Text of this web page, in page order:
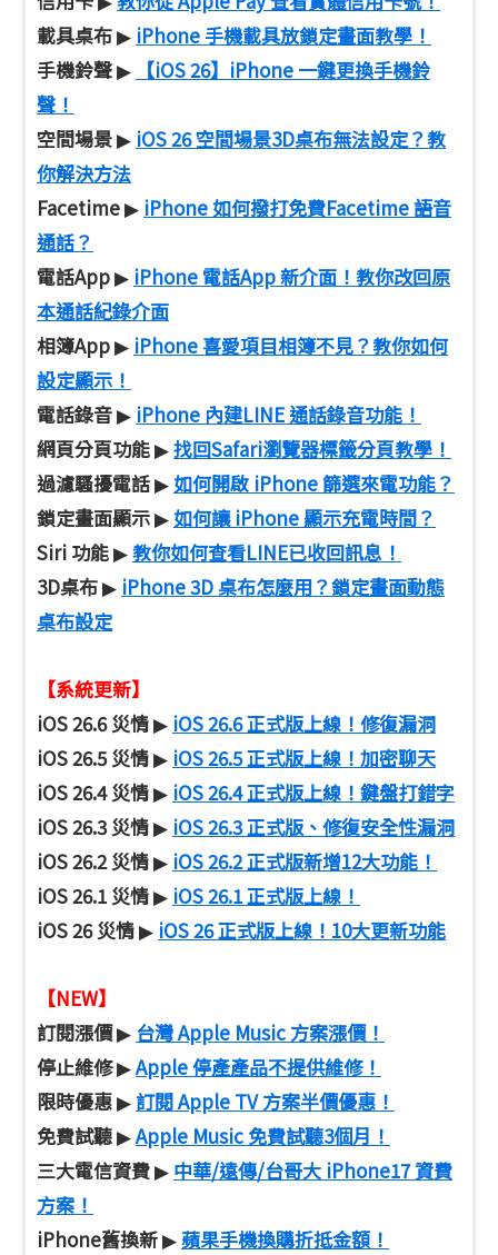
載具桌布▶ iPhone 手機載具放鎖定畫面教學！
手機鈴聲▶
【iOS 26】iPhone 一鍵更換手機鈴
聲！
空間場景▶ iOS 26 空間場景3D桌布無法設定？教
你解決方法
Facetime▶ iPhone 如何撥打免費Facetime 語音
通話？
電話App▶ iPhone 電話App 新介面！教你改回原
本通話紀錄介面
相簿App▶ iPhone 喜愛項目相簿不見？教你如何
設定顯示！
電話錄音▶ iPhone 內建LINE 通話錄音功能！
網頁分頁功能▶找回Safari瀏覽器標籤分頁教學！
過濾騷擾電話▶如何開啟 iPhone 篩選來電功能？
鎖定畫面顯示▶如何讓 iPhone 顯示充電時間？
Siri 功能▶教你如何查看LINE已收回訊息！
3D桌布▶ iPhone 3D 桌布怎麼用？鎖定畫面動態
桌布設定
【系統更新】
iOS 26.6 災情▶ iOS 26.6 正式版上線！修復漏洞
iOS 26.5 災情▶ iOS 26.5 正式版上線！加密聊天
iOS 26.4 災情▶ iOS 26.4 正式版上線！鍵盤打錯字
iOS 26.3 災情▶ iOS 26.3 正式版、修復安全性漏洞
iOS 26.2 災情▶ iOS 26.2 正式版新增12大功能！
iOS 26.1 災情▶ iOS 26.1 正式版上線！
iOS 26 災情▶ iOS 26 正式版上線！10大更新功能
【NEW】
訂閱漲價▶ 台灣 Apple Music 方案漲價！
停止維修▶Apple 停產產品不提供維修！
限時優惠▶ 訂閱 Apple TV 方案半價優惠！
免費試聽▶Apple Music 免費試聽3個月！
三大電信資費▶ 中華/遠傳/台哥大 iPhone17 資費
方案！
iPhone舊換新▶蘋果手機換購折抵金額！